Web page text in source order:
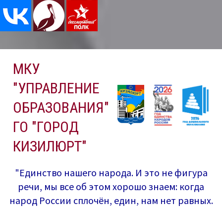
содержимому
МКУ
"УПРАВЛЕНИЕ
ОБРАЗОВАНИЯ"
ГО "ГОРОД
КИЗИЛЮРТ"
"Единство нашего народа. И это не фигура
речи, мы все об этом хорошо знаем: когда
народ России сплочён, един, нам нет равных.